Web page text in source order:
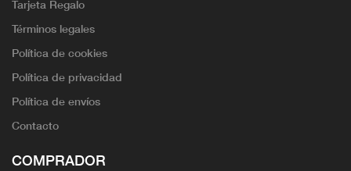
Tarjeta Regalo
Términos legales
Política de cookies
Política de privacidad
Política de envíos
Contacto
COMPRADOR